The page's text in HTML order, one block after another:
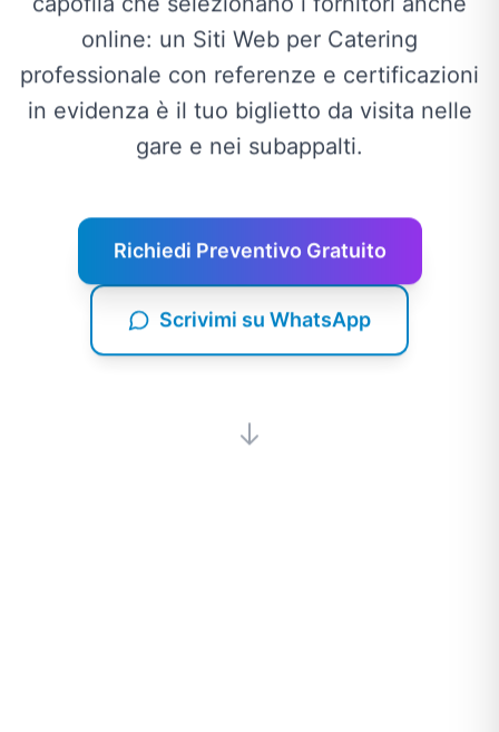
online: un Siti Web per Catering
professionale con referenze e certificazioni
in evidenza è il tuo biglietto da visita nelle
gare e nei subappalti.
Richiedi Preventivo Gratuito
Scrivimi su WhatsApp